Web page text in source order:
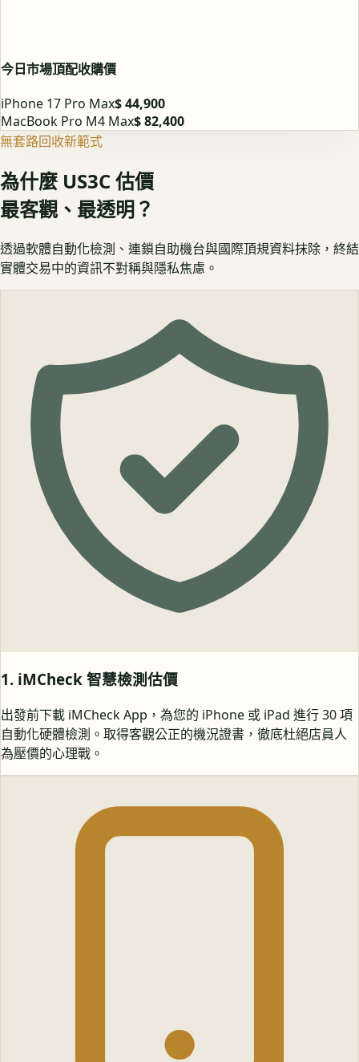
今日市場頂配收購價
iPhone 17 Pro Max$ 44,900
MacBook Pro M4 Max$ 82,400
無套路回收新範式
為什麼 US3C 估價
最客觀、最透明？
透過軟體自動化檢測、連鎖自助機台與國際頂規資料抹除，終結
實體交易中的資訊不對稱與隱私焦慮。
1. iMCheck 智慧檢測估價
出發前下載 iMCheck App，為您的 iPhone 或 iPad 進行 30 項
自動化硬體檢測。取得客觀公正的機況證書，徹底杜絕店員人
為壓價的心理戰。